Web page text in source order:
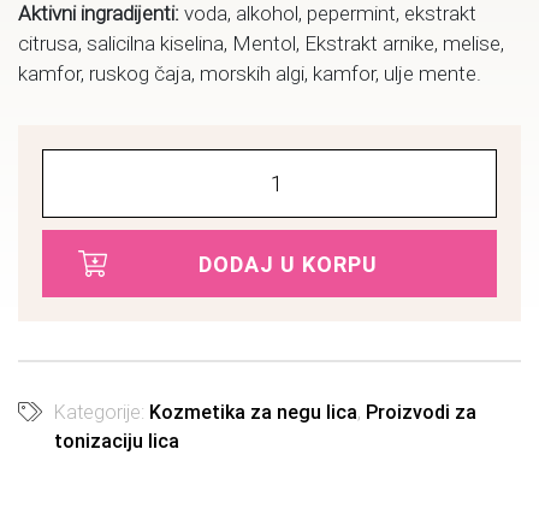
Aktivni ingradijenti: voda, alkohol, pepermint, ekstrakt
citrusa, salicilna kiselina, Mentol, Ekstrakt arnike, melise,
kamfor, ruskog čaja, morskih algi, kamfor, ulje mente.
DODAJ U KORPU
Kategorije: Kozmetika za negu lica, Proizvodi za
tonizaciju lica